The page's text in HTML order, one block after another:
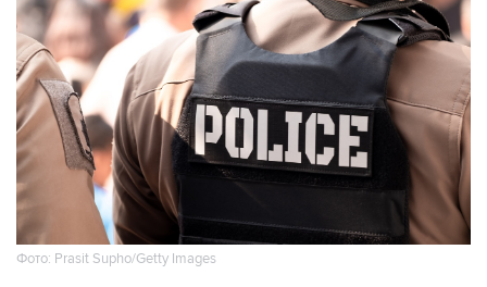
Фото: Prasit Supho/Getty Images